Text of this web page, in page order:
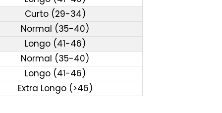
Curto (29-34)
Normal (35-40)
Longo (41-46)
Normal (35-40)
Longo (41-46)
Extra Longo (>46)